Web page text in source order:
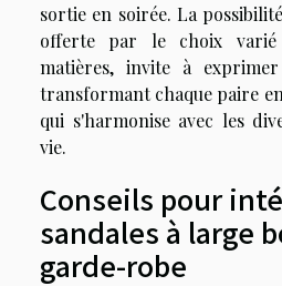
sortie en soirée. La
offerte par le choix
matières, invite à
transformant chaque paire
qui s'harmonise avec les
vie.
Conseils pour
sandales à large
garde-robe